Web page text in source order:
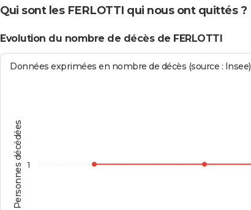
Qui sont les FERLOTTI qui nous ont quittés ?
Evolution du nombre de décès de FERLOTTI
Personnes décédées
Données exprimées en nombre de décès (source : Insee)
1